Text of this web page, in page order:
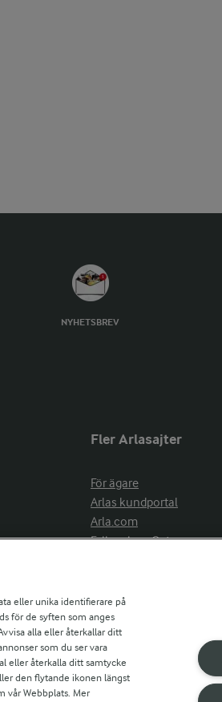
NYHETSBREV
Fler Arlasajter
För ägare
Arlas kundportal
Arla.com
Falbygdens Ost
eller unika identifierare på
för de syften som anges
alla eller återkallar ditt
som du ser vara
eller återkalla ditt samtycke
den flytande ikonen längst
vår Webbplats. Mer